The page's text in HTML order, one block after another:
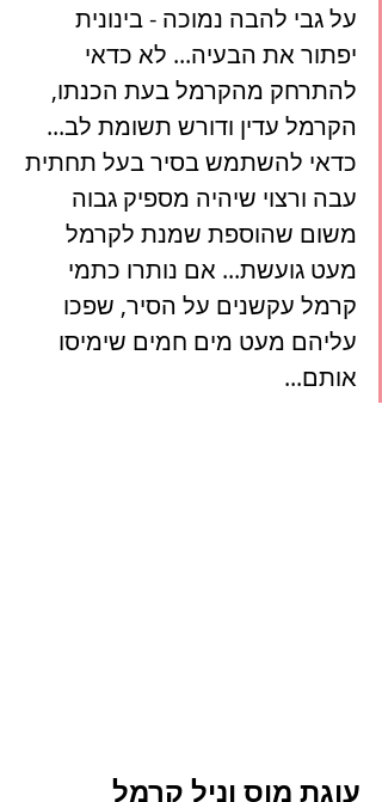
על גבי להבה נמוכה - בינונית
יפתור את הבעיה... לא כדאי
להתרחק מהקרמל בעת הכנתו,
הקרמל עדין ודורש תשומת לב...
כדאי להשתמש בסיר בעל תחתית
עבה ורצוי שיהיה מספיק גבוה
משום שהוספת שמנת לקרמל
מעט גועשת... אם נותרו כתמי
קרמל עקשנים על הסיר, שפכו
עליהם מעט מים חמים שימיסו
אותם...
עוגת מוס וניל קרמל